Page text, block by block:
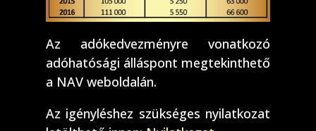
Az adókedvezményre vonatkozó
adóhatósági álláspont megtekinthető
a NAV weboldalán.
Az igényléshez szükséges nyilatkozat